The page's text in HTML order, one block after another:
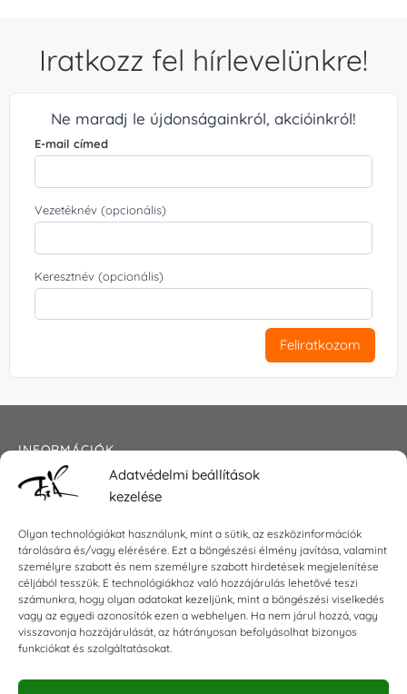
Adatvédelmi beállítások
kezelése
Olyan technológiákat használunk, mint a sütik, az eszközinformációk
tárolására és/vagy elérésére. Ezt a böngészési élmény javítása, valamint
személyre szabott és nem személyre szabott hirdetések megjelenítése
céljából tesszük. E technológiákhoz való hozzájárulás lehetővé teszi
számunkra, hogy olyan adatokat kezeljünk, mint a böngészési viselkedés
vagy az egyedi azonosítók ezen a webhelyen. Ha nem járul hozzá, vagy
visszavonja hozzájárulását, az hátrányosan befolyásolhat bizonyos
funkciókat és szolgáltatásokat.
Iratkozz fel hírlevelünkre!
Ne maradj le újdonságainkról, akcióinkról!
E-mail címed
Vezetéknév (opcionális)
Keresztnév (opcionális)
Feliratkozom
INFORMÁCIÓK
Általános szerződési feltételek
Impresszum
KAPCSOLAT
E-mail:shop@torokszilvi.com
Telefon: +36 30 6767872